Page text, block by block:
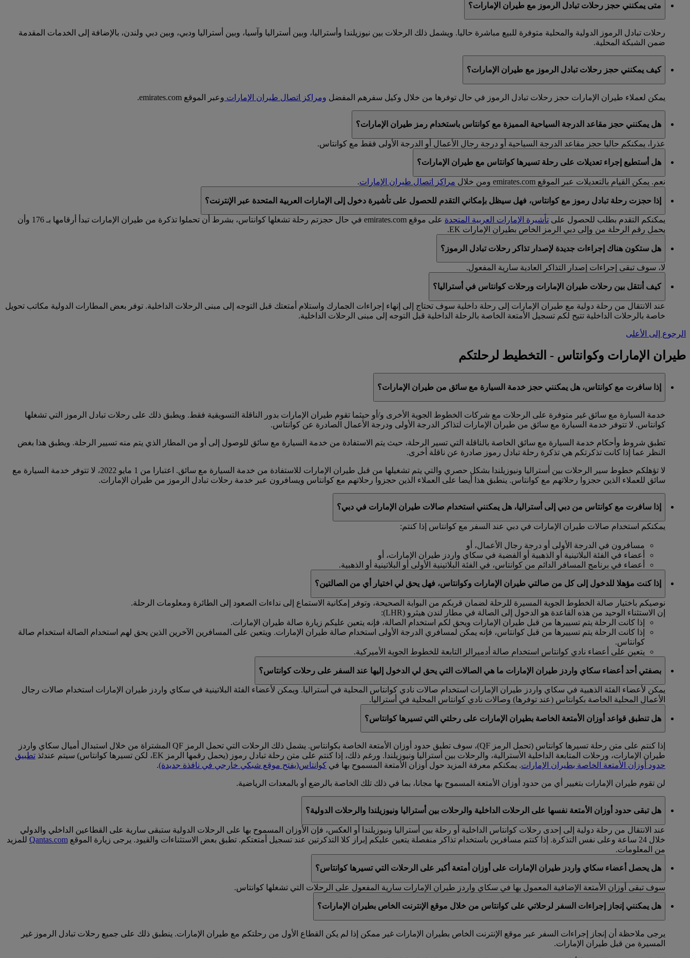
متى يمكنني حجز رحلات تبادل الرموز مع طيران الإمارات؟
رحلات تبادل الرموز الدولية والمحلية متوفرة للبيع مباشرة حاليا. ويشمل ذلك الرحلات بين نيوزيلندا وأستراليا، وبين أستراليا وآسيا، وبين أستراليا ودبي، وبين دبي ولندن، بالإضافة إلى الخدمات المقدمة
ضمن الشبكة المحلية.
كيف يمكنني حجز رحلات تبادل الرموز مع طيران الإمارات؟
يمكن لعملاء طيران الإمارات حجز رحلات تبادل الرموز في حال توفرها من خلال وكيل سفرهم المفضل ومراكز اتصال طيران الإمارات وعبر الموقع emirates.com.
هل يمكنني حجز مقاعد الدرجة السياحية المميزة مع كوانتاس باستخدام رمز طيران الإمارات؟
عذرا، يمكنكم حاليا حجز مقاعد الدرجة السياحية أو درجة رجال الأعمال أو الدرجة الأولى فقط مع كوانتاس.
هل أستطيع إجراء تعديلات على رحلة تسيرها كوانتاس مع طيران الإمارات؟
نعم. يمكن القيام بالتعديلات عبر الموقع emirates.com ومن خلال مراكز اتصال طيران الإمارات.
إذا حجزت رحلة تبادل رموز مع كوانتاس، فهل سيظل بإمكاني التقدم للحصول على تأشيرة دخول إلى الإمارات العربية المتحدة عبر الإنترنت؟
يمكنكم التقدم بطلب للحصول على تأشيرة الإمارات العربية المتحدة
على موقع emirates.com في حال حجزتم رحلة تشغلها كوانتاس، بشرط أن تحملوا تذكرة من طيران الإمارات تبدأ أرقامها بـ 176 وأن
يحمل رقم الرحلة من وإلى دبي الرمز الخاص بطيران الإمارات EK.
هل ستكون هناك إجراءات جديدة لإصدار تذاكر رحلات تبادل الرموز؟
لا، سوف تبقى إجراءات إصدار التذاكر العادية سارية المفعول.
كيف أنتقل بين رحلات طيران الإمارات ورحلات كوانتاس في أستراليا؟
عند الانتقال من رحلة دولية مع طيران الإمارات إلى رحلة داخلية سوف تحتاج إلى إنهاء إجراءات الجمارك واستلام أمتعتك قبل التوجه إلى مبنى الرحلات الداخلية. توفر بعض المطارات الدولية مكاتب تحويل
خاصة بالرحلات الداخلية تتيح لكم تسجيل الأمتعة الخاصة بالرحلة الداخلية قبل التوجه إلى مبنى الرحلات الداخلية.
الرجوع إلى الأعلى
طيران الإمارات وكوانتاس - التخطيط لرحلتكم
إذا سافرت مع كوانتاس، هل يمكنني حجز خدمة السيارة مع سائق من طيران الإمارات؟
خدمة السيارة مع سائق غير متوفرة على الرحلات مع شركات الخطوط الجوية الأخرى و/أو حيثما تقوم طيران الإمارات بدور الناقلة التسويقية فقط. ويطبق ذلك على رحلات تبادل الرموز التي تشغلها
كوانتاس. لا تتوفر خدمة السيارة مع سائق من طيران الإمارات لتذاكر الدرجة الأولى ودرجة الأعمال الصادرة عن كوانتاس.
تطبق شروط وأحكام خدمة السيارة مع سائق الخاصة بالناقلة التي تسير الرحلة، حيث يتم الاستفادة من خدمة السيارة مع سائق للوصول إلى أو من المطار الذي يتم منه تسيير الرحلة. ويطبق هذا بغض
النظر عما إذا كانت تذكرتكم هي تذكرة رحلة تبادل رموز صادرة عن ناقلة أخرى.
لا تؤهلكم خطوط سير الرحلات بين أستراليا ونيوزيلندا بشكل حصري والتي يتم تشغيلها من قبل طيران الإمارات للاستفادة من خدمة السيارة مع سائق. اعتبارا من 1 مايو 2022، لا تتوفر خدمة السيارة مع
سائق للعملاء الذين حجزوا رحلاتهم مع كوانتاس. ينطبق هذا أيضا على العملاء الذين حجزوا رحلاتهم مع كوانتاس ويسافرون عبر خدمة رحلات تبادل الرموز من طيران الإمارات.
إذا سافرت مع كوانتاس من دبي إلى أستراليا، هل يمكنني استخدام صالات طيران الإمارات في دبي؟
يمكنكم استخدام صالات طيران الإمارات في دبي عند السفر مع كوانتاس إذا كنتم:
مسافرون في الدرجة الأولى أو درجة رجال الأعمال، أو
أعضاء في الفئة البلاتينية أو الذهبية أو الفضية في سكاي واردز طيران الإمارات، أو
أعضاء في برنامج المسافر الدائم من كوانتاس، في الفئة البلاتينية الأولى أو البلاتينية أو الذهبية.
إذا كنت مؤهلا للدخول إلى كل من صالتي طيران الإمارات وكوانتاس، فهل يحق لي اختيار أي من الصالتين؟
نوصيكم باختيار صالة الخطوط الجوية المسيرة للرحلة لضمان قربكم من البوابة الصحيحة، وتوفر إمكانية الاستماع إلى نداءات الصعود إلى الطائرة ومعلومات الرحلة.
إن الاستثناء الوحيد من هذه القاعدة هو الدخول إلى الصالة في مطار لندن هيثرو (LHR):
إذا كانت الرحلة يتم تسييرها من قبل طيران الإمارات ويحق لكم استخدام الصالة، فإنه يتعين عليكم زيارة صالة طيران الإمارات.
إذا كانت الرحلة يتم تسييرها من قبل كوانتاس، فإنه يمكن لمسافري الدرجة الأولى استخدام صالة طيران الإمارات. ويتعين على المسافرين الآخرين الذين يحق لهم استخدام الصالة استخدام صالة
كوانتاس.
يتعين على أعضاء نادي كوانتاس استخدام صالة أدميرالز التابعة للخطوط الجوية الأميركية.
بصفتي أحد أعضاء سكاي واردز طيران الإمارات ما هي الصالات التي يحق لي الدخول إليها عند السفر على رحلات كوانتاس؟
يمكن لأعضاء الفئة الذهبية في سكاي واردز طيران الإمارات استخدام صالات نادي كوانتاس المحلية في أستراليا. ويمكن لأعضاء الفئة البلاتينية في سكاي واردز طيران الإمارات استخدام صالات رجال
الأعمال المحلية الخاصة بكوانتاس (عند توفرها) وصالات نادي كوانتاس المحلية في أستراليا.
هل تنطبق قواعد أوزان الأمتعة الخاصة بطيران الإمارات على رحلتي التي تسيرها كوانتاس؟
إذا كنتم على متن رحلة تسيرها كوانتاس (تحمل الرمز QF)، سوف تطبق حدود أوزان الأمتعة الخاصة بكوانتاس. يشمل ذلك الرحلات التي تحمل الرمز QF المشتراة من خلال استبدال أميال سكاي واردز
طيران الإمارات، ورحلات المتابعة الداخلية الأسترالية، والرحلات بين أستراليا ونيوزيلندا. ورغم ذلك، إذا كنتم على متن رحلة تبادل رموز (يحمل رقمها الرمز EK، لكن تسيرها كوانتاس) سيتم عندئذ
تطبيق
حدود أوزان الأمتعة الخاصة بطيران الإمارات. يمكنكم معرفة المزيد حول أوزان الأمتعة المسموح بها في كوانتاس(يفتح موقع شبكي خارجي في نافذة جديدة).
لن تقوم طيران الإمارات بتغيير أي من حدود أوزان الأمتعة المسموح بها مجانا، بما في ذلك تلك الخاصة بالرضع أو بالمعدات الرياضية.
هل تبقى حدود أوزان الأمتعة نفسها على الرحلات الداخلية والرحلات بين أستراليا ونيوزيلندا والرحلات الدولية؟
عند الانتقال من رحلة دولية إلى إحدى رحلات كوانتاس الداخلية أو رحلة بين أستراليا ونيوزيلندا أو العكس، فإن الأوزان المسموح بها على الرحلات الدولية ستبقى سارية على القطاعين الداخلي والدولي
خلال 24 ساعة وعلى نفس التذكرة. إذا كنتم مسافرين باستخدام تذاكر منفصلة يتعين عليكم إبراز كلا التذكرتين عند تسجيل أمتعتكم. تطبق بعض الاستثناءات والقيود. يرجى زيارة الموقع
Qantas.com للمزيد
من المعلومات.
هل يحصل أعضاء سكاي واردز طيران الإمارات على أوزان أمتعة أكبر على الرحلات التي تسيرها كوانتاس؟
سوف تبقى أوزان الأمتعة الإضافية المعمول بها في سكاي واردز طيران الإمارات سارية المفعول على الرحلات التي تشغلها كوانتاس.
هل يمكنني إنجاز إجراءات السفر لرحلاتي على كوانتاس من خلال موقع الإنترنت الخاص بطيران الإمارات؟
يرجى ملاحظة أن إنجاز إجراءات السفر عبر موقع الإنترنت الخاص بطيران الإمارات غير ممكن إذا لم يكن القطاع الأول من رحلتكم مع طيران الإمارات. ينطبق ذلك على جميع رحلات تبادل الرموز غير
المسيرة من قبل طيران الإمارات.